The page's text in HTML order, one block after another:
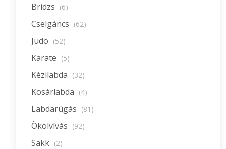
Bridzs (6)
Cselgáncs (62)
Judo (52)
Karate (5)
Kézilabda (32)
Kosárlabda (4)
Labdarúgás (81)
Ökölvívás (92)
Sakk (2)